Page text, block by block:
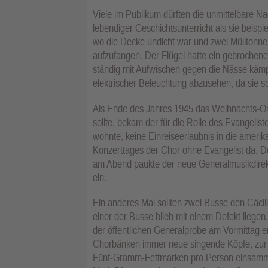
Viele im Publikum dürften die unmittelbare
lebendiger Geschichtsunterricht als sie
wo die Decke undicht war und zwei
aufzufangen. Der Flügel hatte ein
ständig mit Aufwischen gegen die Nässe
elektrischer Beleuchtung abzusehen, da sie
Als Ende des Jahres 1945 das Weihnachts-
sollte, bekam der für die Rolle des
wohnte, keine Einreiseerlaubnis in die
Konzerttages der Chor ohne Evangelist da.
am Abend paukte der neue
ein.
Ein anderes Mal sollten zwei Busse den
einer der Busse blieb mit einem Defekt
der öffentlichen Generalprobe am Vormittag
Chorbänken immer neue singende Köpfe,
Fünf-Gramm-Fettmarken pro Person